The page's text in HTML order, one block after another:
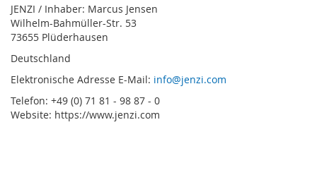
JENZI / Inhaber: Marcus Jensen
Wilhelm-Bahmüller-Str. 53
73655 Plüderhausen
Deutschland
Elektronische Adresse E-Mail: info@jenzi.com
Telefon: +49 (0) 71 81 - 98 87 - 0
Website: https://www.jenzi.com